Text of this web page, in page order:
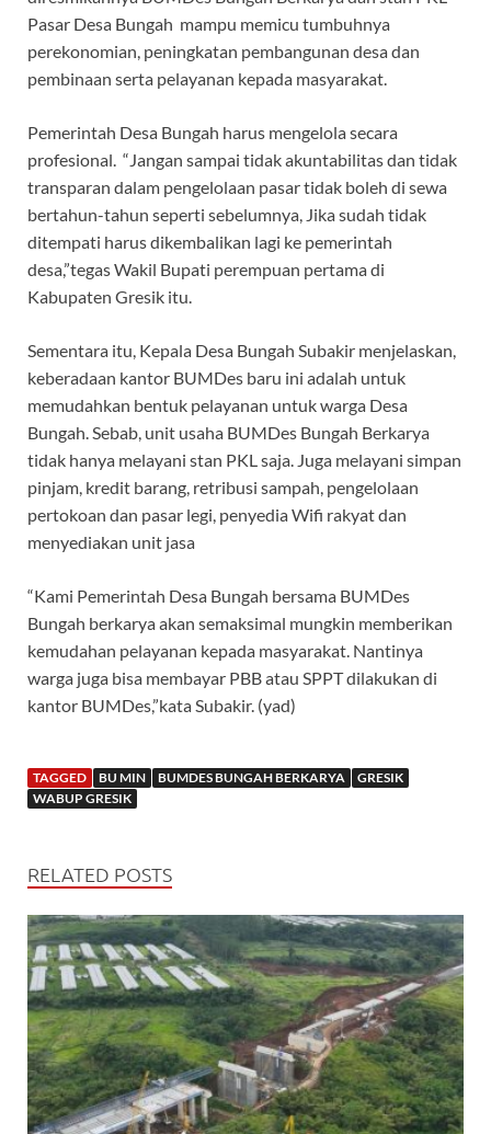
Pasar Desa Bungah mampu memicu tumbuhnya
perekonomian, peningkatan pembangunan desa dan
pembinaan serta pelayanan kepada masyarakat.
Pemerintah Desa Bungah harus mengelola secara
profesional. “Jangan sampai tidak akuntabilitas dan tidak
transparan dalam pengelolaan pasar tidak boleh di sewa
bertahun-tahun seperti sebelumnya, Jika sudah tidak
ditempati harus dikembalikan lagi ke pemerintah
desa,”tegas Wakil Bupati perempuan pertama di
Kabupaten Gresik itu.
Sementara itu, Kepala Desa Bungah Subakir menjelaskan,
keberadaan kantor BUMDes baru ini adalah untuk
memudahkan bentuk pelayanan untuk warga Desa
Bungah. Sebab, unit usaha BUMDes Bungah Berkarya
tidak hanya melayani stan PKL saja. Juga melayani simpan
pinjam, kredit barang, retribusi sampah, pengelolaan
pertokoan dan pasar legi, penyedia Wifi rakyat dan
menyediakan unit jasa
“Kami Pemerintah Desa Bungah bersama BUMDes
Bungah berkarya akan semaksimal mungkin memberikan
kemudahan pelayanan kepada masyarakat. Nantinya
warga juga bisa membayar PBB atau SPPT dilakukan di
kantor BUMDes,”kata Subakir. (yad)
TAGGED BU MIN BUMDES BUNGAH BERKARYA
GRESIK
WABUP GRESIK
RELATED POSTS